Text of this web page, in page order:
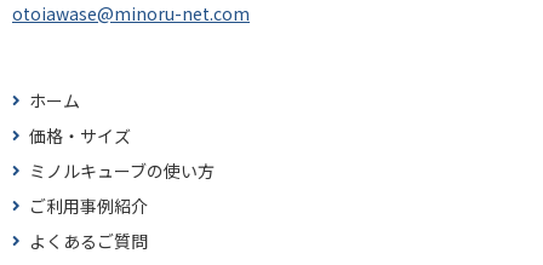
otoiawase@minoru-net.com
ホーム
価格・サイズ
ミノルキューブの使い方
ご利用事例紹介
よくあるご質問